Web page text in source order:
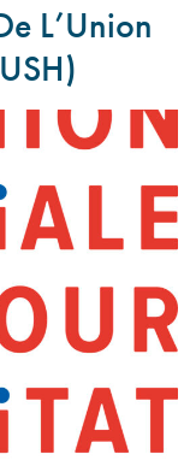
L’Union